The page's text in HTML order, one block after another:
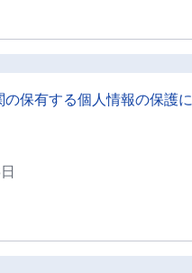
保有する個人情報の保護